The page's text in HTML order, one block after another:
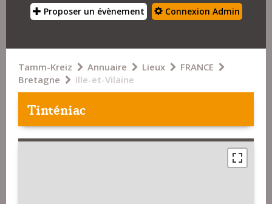
Proposer un évènement Connexion Admin
Tamm-Kreiz Annuaire Lieux
FRANCE
Bretagne
Ille-et-Vilaine
Tinténiac